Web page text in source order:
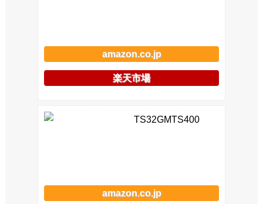
amazon.co.jp
楽天市場
TS32GMTS400
amazon.co.jp